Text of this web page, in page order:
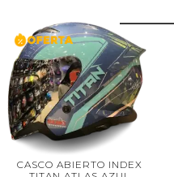
CASCO ABIERTO INDEX